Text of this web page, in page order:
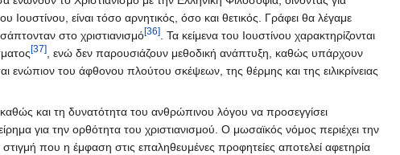
είναι τόσο αρνητικός, όσο και θετικός. Γράφει θα λέγαμε
στο χριστιανισμό[36]
. Τα κείμενα του Ιουστίνου χαρακτηρίζονται
[37]
, ενώ δεν παρουσιάζουν μεθοδική ανάπτυξη, καθώς υπάρχουν
ενώπιον του άφθονου πλούτου σκέψεων, της θέρμης και της ειλικρίνειας
και τη δυνατότητα του ανθρώπινου λόγου να προσεγγίσει
για την ορθότητα του χριστιανισμού. Ο μωσαϊκός νόμος περιέχει την
στιγμή που η έμφαση στις επαληθευμένες προφητείες αποτελεί αφετηρία